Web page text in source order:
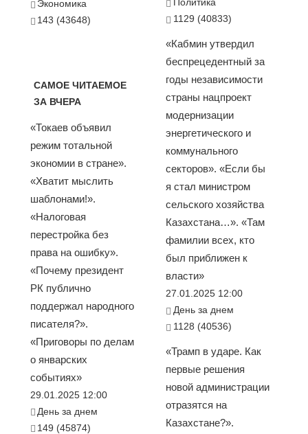
Экономика
143 (43648)
САМОЕ ЧИТАЕМОЕ
ЗА ВЧЕРА
«Токаев объявил
режим тотальной
экономии в стране».
«Хватит мыслить
шаблонами!».
«Налоговая
перестройка без
права на ошибку».
«Почему президент
РК публично
поддержал народного
писателя?».
«Приговоры по делам
о январских
событиях»
29.01.2025 12:00
День за днем
149 (45874)
Политика
1129 (40833)
«Кабмин утвердил
беспрецедентный за
годы независимости
страны нацпроект
модернизации
энергетического и
коммунального
секторов». «Если бы
я стал министром
сельского хозяйства
Казахстана…». «Там
фамилии всех, кто
был приближен к
власти»
27.01.2025 12:00
День за днем
1128 (40536)
«Трамп в ударе. Как
первые решения
новой администрации
отразятся на
Казахстане?».